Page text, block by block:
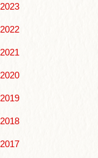
2023
2022
2021
2020
2019
2018
2017